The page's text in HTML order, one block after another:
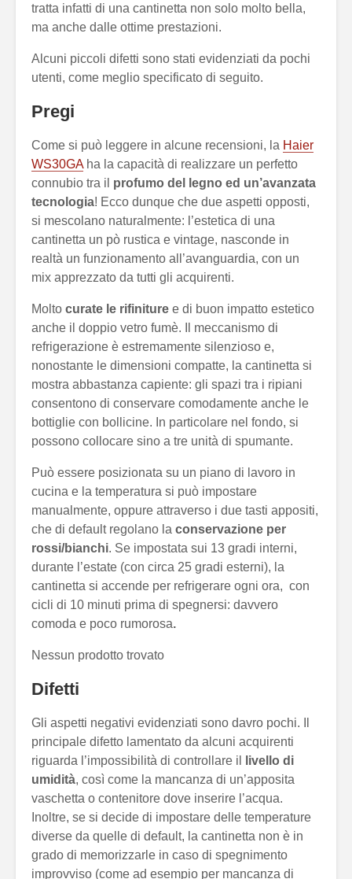
tratta infatti di una cantinetta non solo molto bella,
ma anche dalle ottime prestazioni.
Alcuni piccoli difetti sono stati evidenziati da pochi
utenti, come meglio specificato di seguito.
Pregi
Come si può leggere in alcune recensioni, la Haier
WS30GAha la capacità di realizzare un perfetto
connubio tra il profumo del legno ed un’avanzata
tecnologia! Ecco dunque che due aspetti opposti,
si mescolano naturalmente: l’estetica di una
cantinetta un pò rustica e vintage, nasconde in
realtà un funzionamento all’avanguardia, con un
mix apprezzato da tutti gli acquirenti.
Molto curate le rifiniture e di buon impatto estetico
anche il doppio vetro fumè. Il meccanismo di
refrigerazione è estremamente silenzioso e,
nonostante le dimensioni compatte, la cantinetta si
mostra abbastanza capiente: gli spazi tra i ripiani
consentono di conservare comodamente anche le
bottiglie con bollicine. In particolare nel fondo, si
possono collocare sino a tre unità di spumante.
Può essere posizionata su un piano di lavoro in
cucina e la temperatura si può impostare
manualmente, oppure attraverso i due tasti appositi,
che di default regolano la conservazione per
rossi/bianchi. Se impostata sui 13 gradi interni,
durante l’estate (con circa 25 gradi esterni), la
cantinetta si accende per refrigerare ogni ora, con
cicli di 10 minuti prima di spegnersi: davvero
comoda e poco rumorosa.
Nessun prodotto trovato
Difetti
Gli aspetti negativi evidenziati sono davro pochi. Il
principale difetto lamentato da alcuni acquirenti
riguarda l’impossibilità di controllare il
livello di
umidità, così come la mancanza di un’apposita
vaschetta o contenitore dove inserire l’acqua.
Inoltre, se si decide di impostare delle temperature
diverse da quelle di default, la cantinetta non è in
grado di memorizzarle in caso di spegnimento
improvviso (come ad esempio per mancanza di